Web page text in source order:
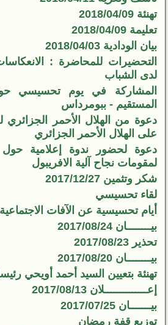
تهنئة 2018/04/09
تعليمة 2018/04/09
بيان الودادية 2018/04/03
التحضيرات للمحاضرة :
لدى الشباب
المشاركة في يوم تحسيسي
المستقيم - ببومرداس
دعوة من الهلال الأحمر
على الهلال الأحمر الجزائري
دعوة لحضور ندوة إعلامية حول
لمقومات نجاح آلية الافريبول
شكر وتثمين 2017/12/27
لقاء تحسيسي
أيام تحسيسية عن الآفات
بيــــــــان 2017/08/24
تحذير 2017/08/23
بيــــــــان 2017/08/20
تهنئة بتعيين السيد أحمد أويحي
إعــــــــــــــلان 2017/08/13
بيـــــــان 2017/07/25
توزيع قفة رمضان